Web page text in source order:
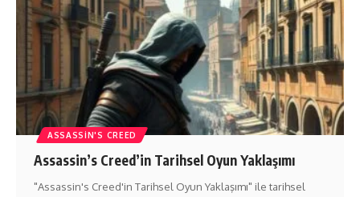
ASSASSIN'S CREED
Assassin’s Creed’in Tarihsel Oyun Yaklaşımı
"Assassin's Creed'in Tarihsel Oyun Yaklaşımı" ile tarihsel